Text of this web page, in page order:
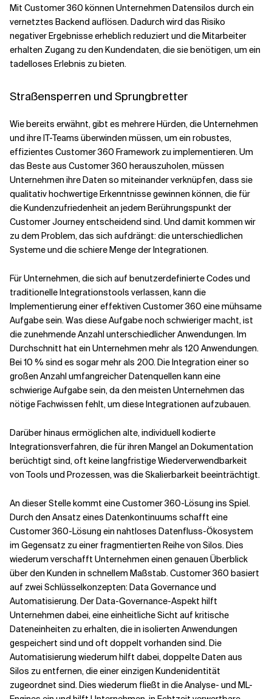
Mit Customer 360 können Unternehmen Datensilos durch ein
vernetztes Backend auflösen. Dadurch wird das Risiko
negativer Ergebnisse erheblich reduziert und die Mitarbeiter
erhalten Zugang zu den Kundendaten, die sie benötigen, um ein
tadelloses Erlebnis zu bieten.
Straßensperren und Sprungbretter
Wie bereits erwähnt, gibt es mehrere Hürden, die Unternehmen
und ihre IT-Teams überwinden müssen, um ein robustes,
effizientes Customer 360 Framework zu implementieren. Um
das Beste aus Customer 360 herauszuholen, müssen
Unternehmen ihre Daten so miteinander verknüpfen, dass sie
qualitativ hochwertige Erkenntnisse gewinnen können, die für
die Kundenzufriedenheit an jedem Berührungspunkt der
Customer Journey entscheidend sind. Und damit kommen wir
zu dem Problem, das sich aufdrängt: die unterschiedlichen
Systeme und die schiere Menge der Integrationen.
Für Unternehmen, die sich auf benutzerdefinierte Codes und
traditionelle Integrationstools verlassen, kann die
Implementierung einer effektiven Customer 360 eine mühsame
Aufgabe sein. Was diese Aufgabe noch schwieriger macht, ist
die zunehmende Anzahl unterschiedlicher Anwendungen. Im
Durchschnitt hat ein Unternehmen mehr als 120 Anwendungen.
Bei10 % sind es sogar mehr als 200. Die Integration einer so
großen Anzahl umfangreicher Datenquellen kann eine
schwierige Aufgabe sein, da den meisten Unternehmen das
nötige Fachwissen fehlt, um diese Integrationen aufzubauen.
Darüber hinaus ermöglichen alte, individuell kodierte
Integrationsverfahren, die für ihren Mangel an Dokumentation
berüchtigt sind, oft keine langfristige Wiederverwendbarkeit
von Tools und Prozessen, was die Skalierbarkeit beeinträchtigt.
An dieser Stelle kommt eine Customer 360-Lösung ins Spiel.
Durch den Ansatz eines Datenkontinuums schafft eine
Customer 360-Lösung ein nahtloses Datenfluss-Ökosystem
im Gegensatz zu einer fragmentierten Reihe von Silos. Dies
wiederum verschafft Unternehmen einen genauen Überblick
über den Kunden in schnellem Maßstab. Customer 360 basiert
auf zwei Schlüsselkonzepten: Data Governance und
Automatisierung. Der Data-Governance-Aspekt hilft
Unternehmen dabei, eine einheitliche Sicht auf kritische
Dateneinheiten zu erhalten, die in isolierten Anwendungen
gespeichert sind und oft doppelt vorhanden sind. Die
Automatisierung wiederum hilft dabei, doppelte Daten aus
Silos zu entfernen, die einer einzigen Kundenidentität
zugeordnet sind. Dies wiederum fließt in die Analyse- und ML-